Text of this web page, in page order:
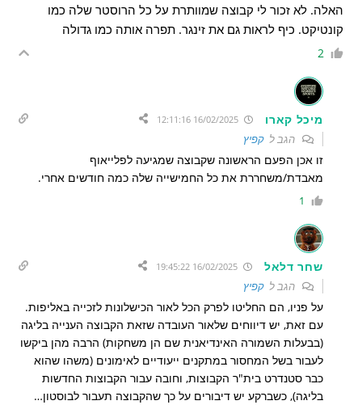
האלה. לא זכור לי קבוצה שמוותרת על כל הרוסטר שלה כמו
קונטיקט. כיף לראות גם את זינגר. תפרה אותה כמו גדולה
2
מיכל קארו
הגב לקפיץ
זו אכן הפעם הראשונה שקבוצה שמגיעה לפלייאוף
מאבדת/משחררת את כל החמישייה שלה כמה חודשים אחרי.
1
שחר דלאל 16/02/2025 19:45:22
הגב לקפיץ
על פניו, הם החליטו לפרק הכל לאור הכישלונות לזכייה באליפות.
עם זאת, יש דיווחים שלאור העובדה שזאת הקבוצה הענייה בליגה
(בבעלות השמורה האינדיאנית שם הן משחקות) הרבה מהן ביקשו
לעבור בשל המחסור במתקנים ייעודיים לאימונים (משהו שהוא
כבר סטנדרט בית"ר הקבוצות, וחובה עבור הקבוצות החדשות
בליגה), כשברקע יש דיבורים על כך שהקבוצה תעבור לבוסטון…